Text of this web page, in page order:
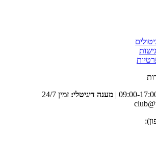
מענה דיגיטלי:
זמין 24/7